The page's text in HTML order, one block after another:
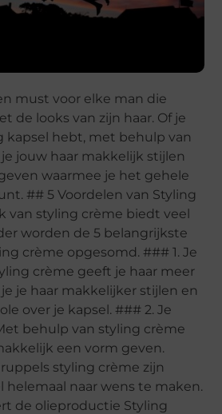
must voor elke man die
de looks van zijn haar. Of je
kapsel hebt, met behulp van
jouw haar makkelijk stijlen
waarmee je het gehele
## 5 Voordelen van Styling
van styling crème biedt veel
worden de 5 belangrijkste
crème opgesomd. ### 1. Je
crème geeft je haar meer
je haar makkelijker stijlen en
over je kapsel. ### 2. Je
behulp van styling crème
een vorm geven.
styling crème zijn
helemaal naar wens te maken.
de olieproductie Styling